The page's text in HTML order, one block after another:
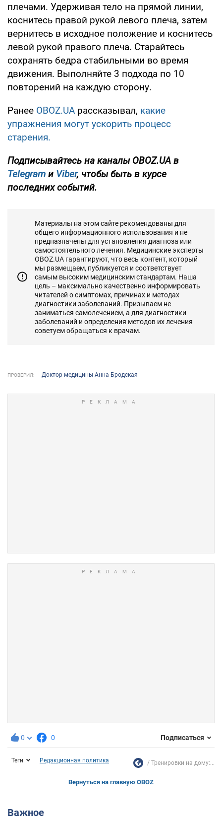
плечами. Удерживая тело на прямой линии,
коснитесь правой рукой левого плеча, затем
вернитесь в исходное положение и коснитесь
левой рукой правого плеча. Старайтесь
сохранять бедра стабильными во время
движения. Выполняйте 3 подхода по 10
повторений на каждую сторону.
Ранее OBOZ.UA рассказывал, какие
упражнения могут ускорить процесс
старения.
Подписывайтесь на каналы OBOZ.UA в
Telegram и Viber, чтобы быть в курсе
последних событий.
Материалы на этом сайте рекомендованы для
общего информационного использования и не
предназначены для установления диагноза или
самостоятельного лечения. Медицинские эксперты
OBOZ.UA гарантируют, что весь контент, который
мы размещаем, публикуется и соответствует
самым высоким медицинским стандартам. Наша
цель – максимально качественно информировать
читателей о симптомах, причинах и методах
диагностики заболеваний. Призываем не
заниматься самолечением, а для диагностики
заболеваний и определения методов их лечения
советуем обращаться к врачам.
ПРОВЕРИЛ: Доктор медицины Анна Бродская
0 0 Подписаться
Теги Редакционная политика Тренировки на дому:...
Вернуться на главную OBOZ
Важное